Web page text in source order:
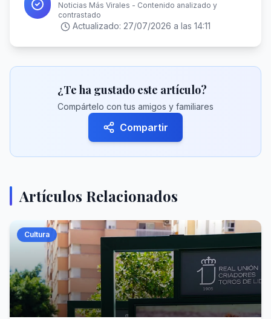
Noticias Más Virales - Contenido analizado y
contrastado
Actualizado: 27/07/2026 a las 14:11
¿Te ha gustado este artículo?
Compártelo con tus amigos y familiares
Compartir
Artículos Relacionados
Cultura